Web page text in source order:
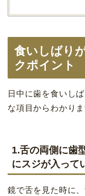
食いしばり
クポイント
日中に歯を食いし
な項目からわかりま
1.舌の両側に歯
にスジが入って
鏡で舌を見た時に